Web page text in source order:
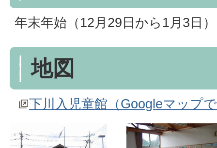
年末年始（12月29日から1月3日）
地図
下川入児童館（Googleマップ